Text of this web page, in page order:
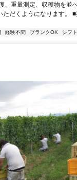
、重量測定、収穫物を並
ただくようになります。
経験不問 ブランクOK シフ